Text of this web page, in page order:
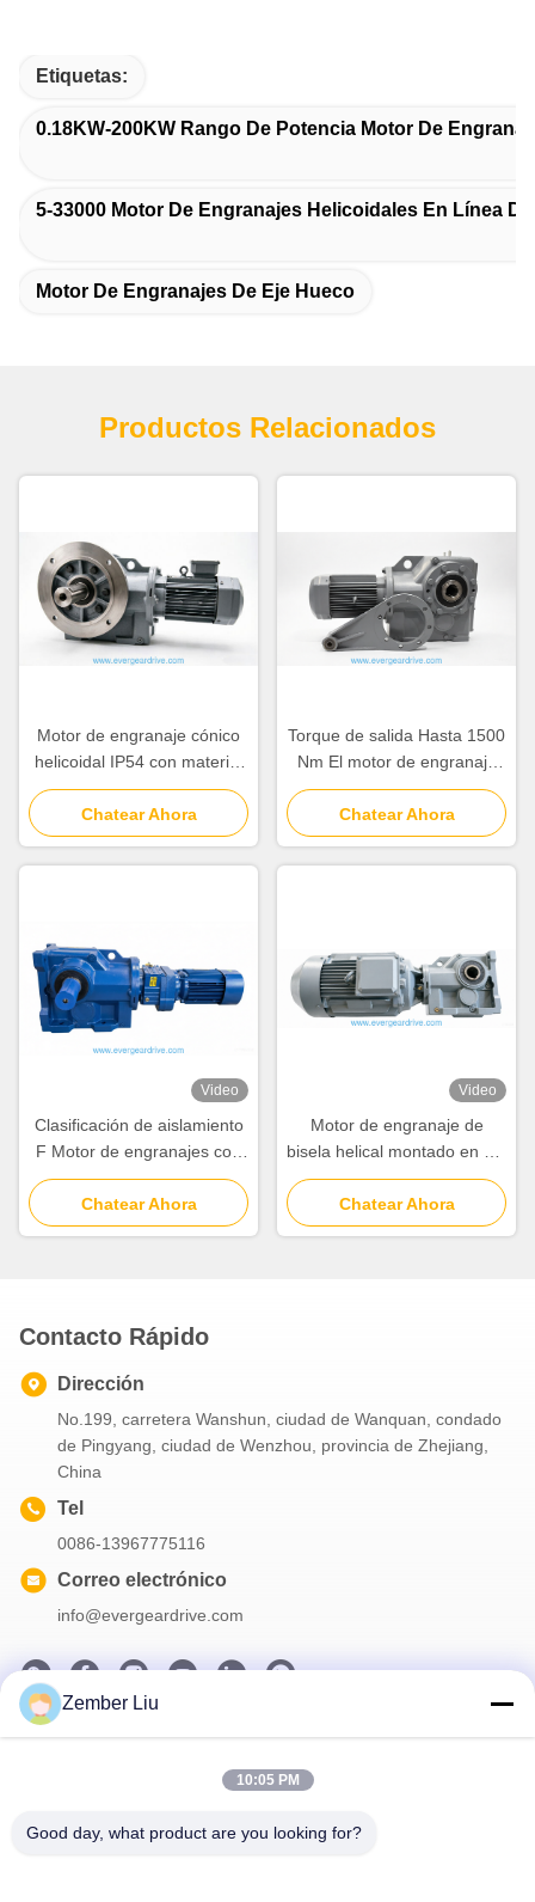
Etiquetas:
0.18KW-200KW Rango De Potencia Motor De
5-33000 Motor De Engranajes Helicoidales En Línea
Motor De Engranajes De Eje Hueco
Productos Relacionados
Motor de engranaje cónico
helicoidal IP54 con material
de eje 40Cr y 20CrMnTi
adecuado para diversas
aplicaciones industriales
Chatear Ahora
Torque de salida Hasta 1500
Nm El motor de engranaje
de bisel helicoidal con pie
montado en brida con
solución de transmisión de
potencia industrial
Chatear Ahora
Video
Clasificación de aislamiento
F Motor de engranajes con
bóveda helicoidal que ofrece
protección contra la
corrosión C5 para una
Chatear Ahora
Video
Motor de engranaje de
bisela helical montado en pie
construido con hierro
fundido y 20CrMnTi y
eficiencia de hasta el 95 por
Chatear Ahora
Contacto Rápido
Dirección
No.199, carretera Wanshun, ciudad de Wanquan, condado
de Pingyang, ciudad de Wenzhou, provincia de Zhejiang,
China
Tel
0086-13967775116
Correo electrónico
info@evergeardrive.com
Nuestro boletín
Suscríbete a nuestro boletín para obtener descuentos y más.
Zember Liu
10:05 PM
Good day, what product are you looking for?